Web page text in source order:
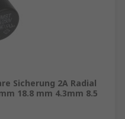
Sicherung 2A Radial
18.8 mm 4.3mm 8.5